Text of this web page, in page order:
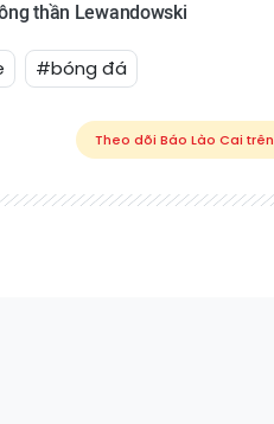
thần Lewandowski
#bóng đá
Theo dõi Báo Lào Cai trên